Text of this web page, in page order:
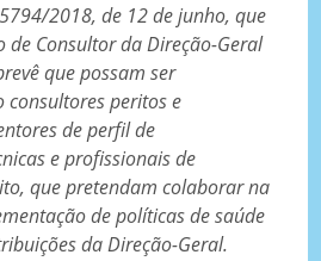
5794/2018, de 12 de junho, que
de Consultor da Direção-Geral
que possam ser
consultores peritos e
de perfil de
e profissionais de
que pretendam colaborar na
de políticas de saúde
da Direção-Geral.